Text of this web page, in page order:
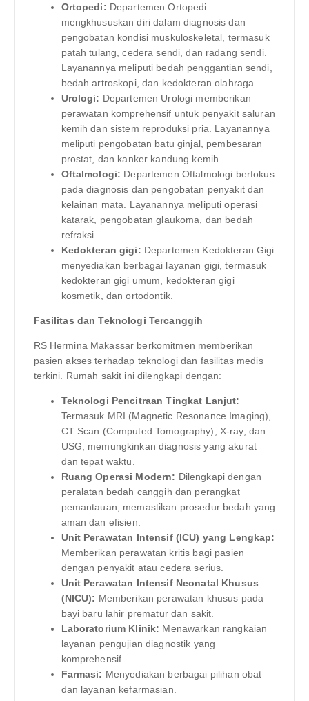
Ortopedi: Departemen Ortopedi
mengkhususkan diri dalam diagnosis dan
pengobatan kondisi muskuloskeletal, termasuk
patah tulang, cedera sendi, dan radang sendi.
Layanannya meliputi bedah penggantian sendi,
bedah artroskopi, dan kedokteran olahraga.
Urologi: Departemen Urologi memberikan
perawatan komprehensif untuk penyakit saluran
kemih dan sistem reproduksi pria. Layanannya
meliputi pengobatan batu ginjal, pembesaran
prostat, dan kanker kandung kemih.
Oftalmologi: Departemen Oftalmologi berfokus
pada diagnosis dan pengobatan penyakit dan
kelainan mata. Layanannya meliputi operasi
katarak, pengobatan glaukoma, dan bedah
refraksi.
Kedokteran gigi: Departemen Kedokteran Gigi
menyediakan berbagai layanan gigi, termasuk
kedokteran gigi umum, kedokteran gigi
kosmetik, dan ortodontik.
Fasilitas dan Teknologi Tercanggih
RS Hermina Makassar berkomitmen memberikan
pasien akses terhadap teknologi dan fasilitas medis
terkini. Rumah sakit ini dilengkapi dengan:
Teknologi Pencitraan Tingkat Lanjut:
Termasuk MRI (Magnetic Resonance Imaging),
CT Scan (Computed Tomography), X-ray, dan
USG, memungkinkan diagnosis yang akurat
dan tepat waktu.
Ruang Operasi Modern: Dilengkapi dengan
peralatan bedah canggih dan perangkat
pemantauan, memastikan prosedur bedah yang
aman dan efisien.
Unit Perawatan Intensif (ICU) yang Lengkap:
Memberikan perawatan kritis bagi pasien
dengan penyakit atau cedera serius.
Unit Perawatan Intensif Neonatal Khusus
(NICU): Memberikan perawatan khusus pada
bayi baru lahir prematur dan sakit.
Laboratorium Klinik: Menawarkan rangkaian
layanan pengujian diagnostik yang
komprehensif.
Farmasi: Menyediakan berbagai pilihan obat
dan layanan kefarmasian.